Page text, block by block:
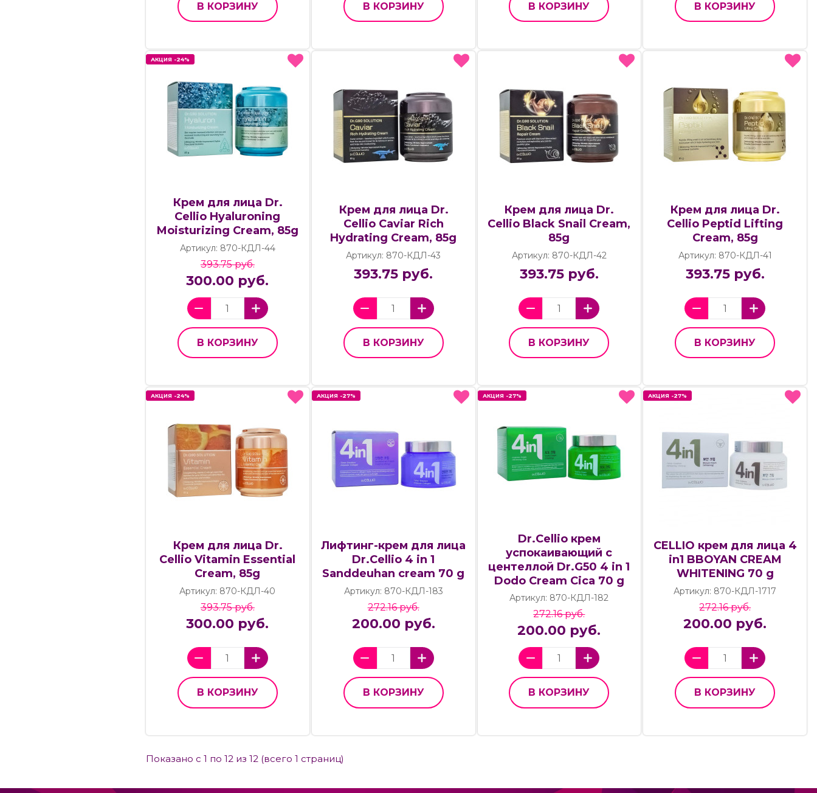
В КОРЗИНУ В КОРЗИНУ В КОРЗИНУ В КОРЗИНУ
АКЦИЯ -24%
Крем для лица Dr.
Cellio Hyaluroning
Moisturizing Cream, 85g
Артикул: 870-КДЛ-44
АКЦИЯ -24%
393.75 руб.
300.00 руб.
В КОРЗИНУ
Крем для лица Dr.
Cellio Caviar Rich
Hydrating Cream, 85g
Артикул: 870-КДЛ-43
393.75 руб.
В КОРЗИНУ
Крем для лица Dr.
Cellio Black Snail Cream,
85g
Артикул: 870-КДЛ-42
393.75 руб.
В КОРЗИНУ
Крем для лица Dr.
Cellio Peptid Lifting
Cream, 85g
Артикул: 870-КДЛ-41
393.75 руб.
В КОРЗИНУ
АКЦИЯ -24%
Крем для лица Dr.
Cellio Vitamin Essential
Cream, 85g
Артикул: 870-КДЛ-40
АКЦИЯ -24%
393.75 руб.
300.00 руб.
В КОРЗИНУ
АКЦИЯ -27%
Лифтинг-крем для лица
Dr.Cellio 4 in 1
Sanddeuhan cream 70 g
Артикул: 870-КДЛ-183
АКЦИЯ -27%
272.16 руб.
200.00 руб.
В КОРЗИНУ
АКЦИЯ -27%
Dr.Cellio крем
успокаивающий с
центеллой Dr.G50 4 in 1
Dodo Cream Cica 70 g
Артикул: 870-КДЛ-182
АКЦИЯ -27%
272.16 руб.
200.00 руб.
В КОРЗИНУ
АКЦИЯ -27%
CELLIO крем для лица 4
in1 BBOYAN CREAM
WHITENING 70 g
Артикул: 870-КДЛ-1717
АКЦИЯ -27%
272.16 руб.
200.00 руб.
В КОРЗИНУ
Показано с 1 по 12 из 12 (всего 1 страниц)